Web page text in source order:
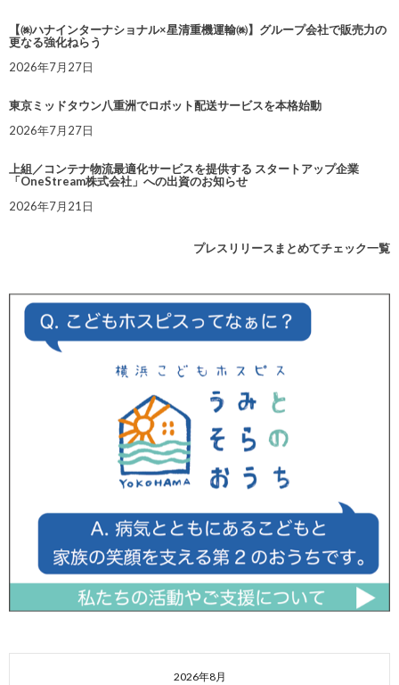
【㈱ハナインターナショナル×星清重機運輸㈱】グループ会社で販売力の
更なる強化ねらう
2026年7月27日
東京ミッドタウン八重洲でロボット配送サービスを本格始動
2026年7月27日
上組／コンテナ物流最適化サービスを提供する スタートアップ企業
「OneStream株式会社」への出資のお知らせ
2026年7月21日
プレスリリースまとめてチェック一覧
2026年8月